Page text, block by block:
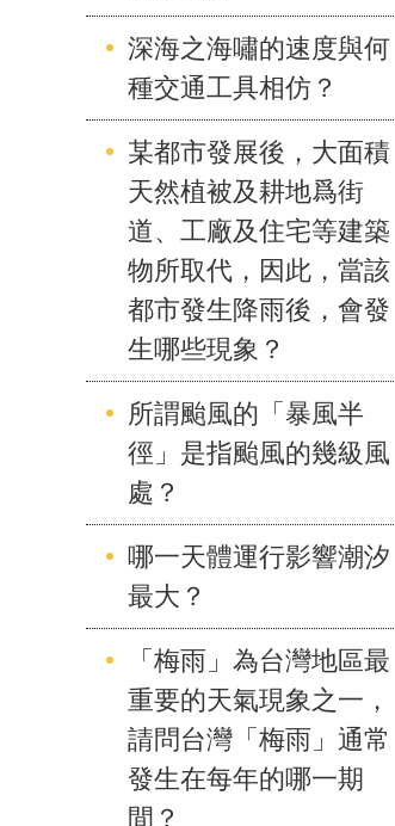
深海之海嘯的速度與何
種交通工具相仿？
某都市發展後，大面積
天然植被及耕地爲街
道、工廠及住宅等建築
物所取代，因此，當該
都市發生降雨後，會發
生哪些現象？
所謂颱風的「暴風半
徑」是指颱風的幾級風
處？
哪一天體運行影響潮汐
最大？
「梅雨」為台灣地區最
重要的天氣現象之一，
請問台灣「梅雨」通常
發生在每年的哪一期
間？